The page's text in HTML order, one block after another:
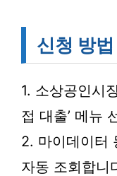
신청 방
1. 소상공인시
접 대출’ 메뉴
2. 마이데이터
자동 조회합니